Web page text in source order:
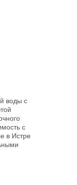
воды с
с
в Истре